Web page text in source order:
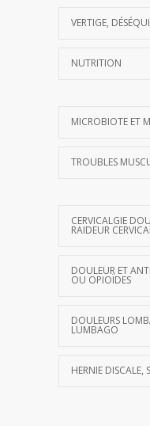
VERTIGE,
NUTRITION
MICROBIOTE ET
TROUBLES
CERVICALGIE
RAIDEUR
DOULEUR ET
OU OPIOÏDES
DOULEURS
LUMBAGO
HERNIE DISCALE,